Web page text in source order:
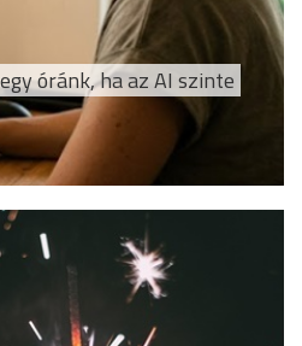
óránk, ha az AI szinte